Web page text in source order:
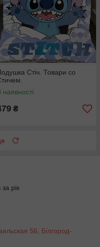
Стіч. Товари со
наявності
₴
рік
56, Білгород-